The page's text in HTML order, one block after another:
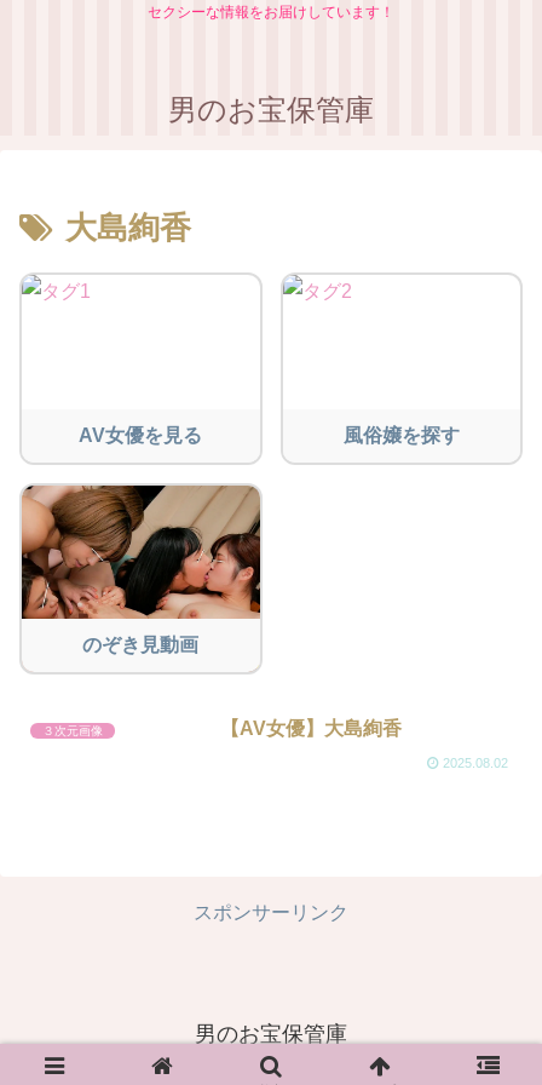
セクシーな情報をお届けしています！
男のお宝保管庫
大島絢香
AV女優を見る 風俗嬢を探す
のぞき見動画
３次元画像 【AV女優】大島絢香
2025.08.02
スポンサーリンク
男のお宝保管庫
© 2023 男のお宝保管庫.